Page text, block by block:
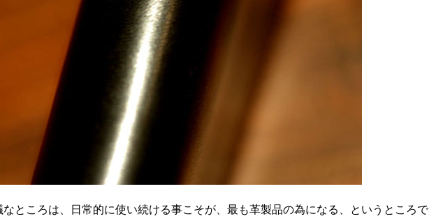
ところは、日常的に使い続ける事こそが、最も革製品の為になる、というところで